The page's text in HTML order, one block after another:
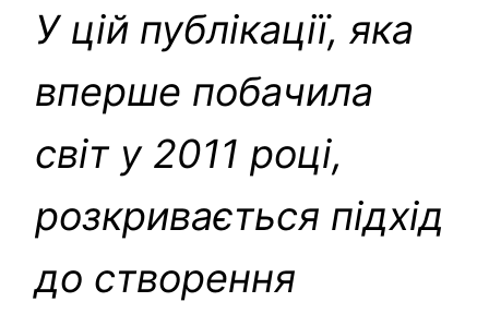
У цій публікації, яка
вперше побачила
світ у 2011 році,
розкривається підхід
до створення